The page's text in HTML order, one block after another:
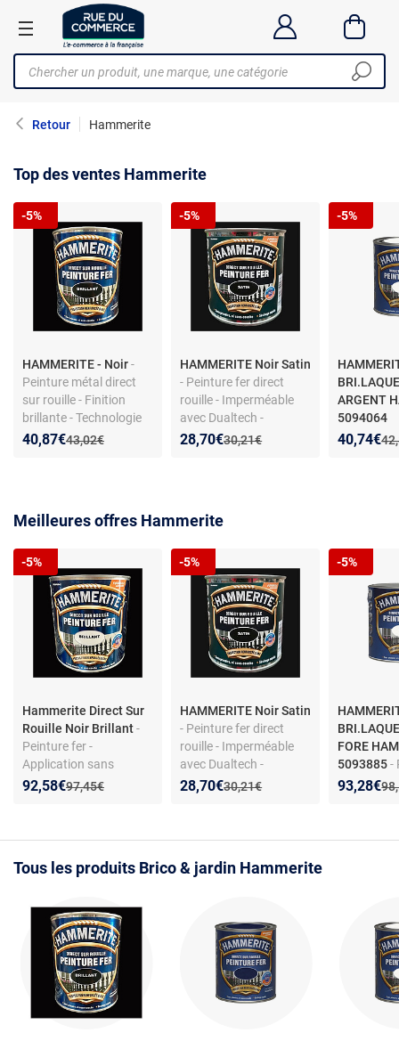
Retour Hammerite
Top des ventes Hammerite
HAMMERITE - Noir-
Peinture métal direct
sur rouille - Finition
brillante - Technologie
DualtechAncien prix :
43,02€
Nouveau prix :
40,87€
Réduction de :
-5%
HAMMERITE Noir Satin
- Peinture fer direct
rouille - Imperméable
avec Dualtech -
Protection renforce
Ancien prix :
30,21€
Nouveau prix :
28,70€
Réduction de :
-5%
ARGENT
5094064
Nouveau
40,74€
-5%
Meilleures offres Hammerite
Hammerite Direct Sur
Rouille Noir Brillant-
Peinture fer -
Application sans
primaire - Protection
Ancien prix :
97,45€
Nouveau prix :
92,58€
Réduction de :
-5%
HAMMERITE Noir Satin
- Peinture fer direct
rouille - Imperméable
avec Dualtech -
Protection renforce
Ancien prix :
30,21€
Nouveau prix :
28,70€
Réduction de :
-5%
FORE
5093885-
Nouveau
93,28€
-5%
Tous les produits Brico & jardin Hammerite